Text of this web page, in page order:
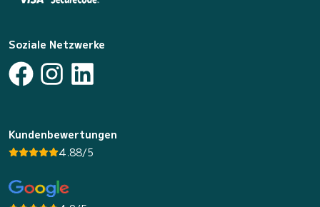
Soziale Netzwerke
Kundenbewertungen
4.88/5